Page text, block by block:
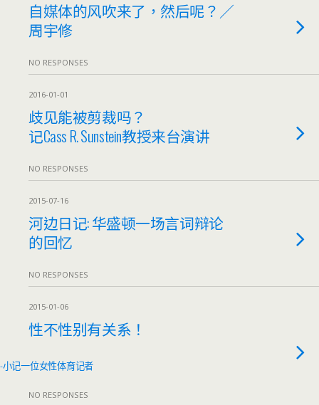
自媒体的风吹来了，然后呢？／
周宇修
NO RESPONSES
2016-01-01
歧见能被剪裁吗？
记Cass R. Sunstein教授来台演讲
NO RESPONSES
2015-07-16
河边日记: 华盛顿一场言词辩论
的回忆
NO RESPONSES
2015-01-06
性不性别有关系！
-小记一位女性体育记者
NO RESPONSES